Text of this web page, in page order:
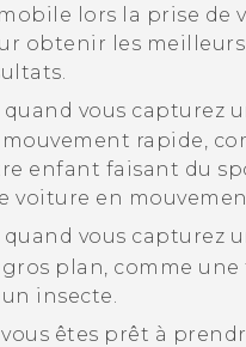
lors la prise de
obtenir les meilleurs
quand vous capturez
rapide,
enfant faisant du
voiture en
quand vous capturez
plan, comme une
insecte.
êtes prêt à